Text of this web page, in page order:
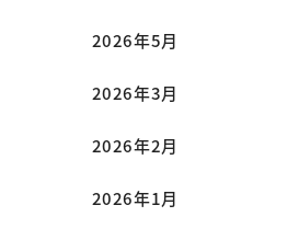
2026年5月
2026年3月
2026年2月
2026年1月